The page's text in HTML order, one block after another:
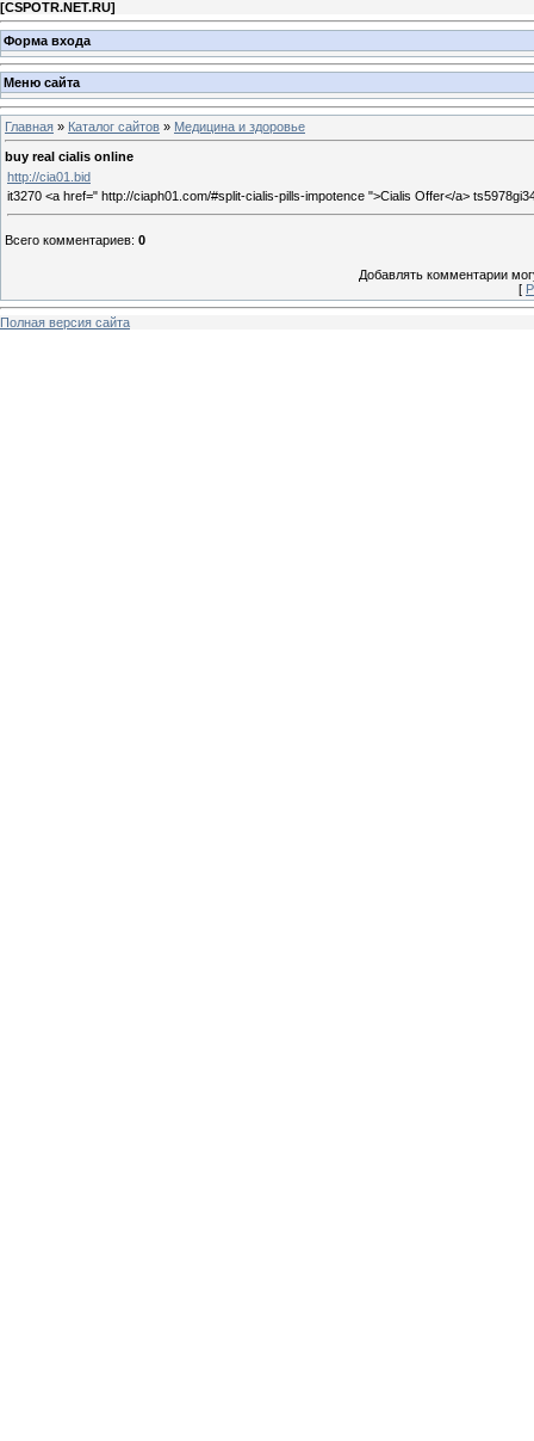
[CSPOTR.NET.RU]
Форма входа
Меню сайта
Главная » Каталог сайтов » Медицина и здоровье
buy real cialis online
http://cia01.bid
it3270 <a href=" http://ciaph01.com/#split-cialis-pills-impotence ">Cialis Offer</a>
Всего комментариев: 0
Добавлять комментарии
[
Полная версия сайта